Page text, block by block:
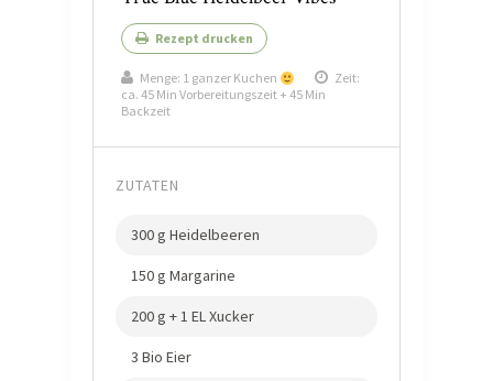
Rezept drucken
Menge: 1 ganzer Kuchen
Zeit:
ca. 45 Min Vorbereitungszeit + 45 Min
Backzeit
ZUTATEN
300 g Heidelbeeren
150 g Margarine
200 g + 1 EL Xucker
3 Bio Eier